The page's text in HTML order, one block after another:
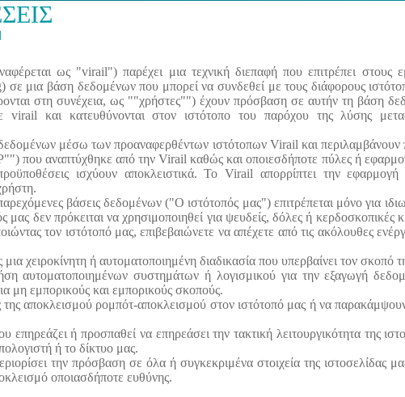
ως "virail") παρέχει μια τεχνική διεπαφή που επιτρέπει στους
μια βάση δεδομένων που μπορεί να συνδεθεί με τους διάφορους
στη συνέχεια, ως ""χρήστες"") έχουν πρόσβαση σε αυτήν τη βάση
και κατευθύνονται στον ιστότοπο του παρόχου της λύσης
μέσω των προαναφερθέντων ιστότοπων Virail και
που αναπτύχθηκε από την Virail καθώς και οποιεσδήποτε πύλες ή
ισχύουν αποκλειστικά. Το Virail απορρίπτει την εφαρμογή
βάσεις δεδομένων ("Ο ιστότοπός μας") επιτρέπεται μόνο για
δεν πρόκειται να χρησιμοποιηθεί για ψευδείς, δόλες ή κερδοσκοπικές
τον ιστότοπό μας, επιβεβαιώνετε να απέχετε από τις ακόλουθες
χειροκίνητη ή αυτοματοποιημένη διαδικασία που υπερβαίνει τον σκοπό
αυτοματοποιημένων συστημάτων ή λογισμικού για την εξαγωγή
μη εμπορικούς και εμπορικούς σκοπούς.
αποκλεισμού ρομπότ-αποκλεισμού στον ιστότοπό μας ή να
ή προσπαθεί να επηρεάσει την τακτική λειτουργικότητα της
ή το δίκτυο μας.
την πρόσβαση σε όλα ή συγκεκριμένα στοιχεία της ιστοσελίδας
οποιασδήποτε ευθύνης.